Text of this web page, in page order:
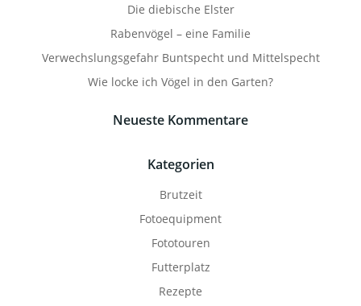
Die diebische Elster
Rabenvögel – eine Familie
Verwechslungsgefahr Buntspecht und Mittelspecht
Wie locke ich Vögel in den Garten?
Neueste Kommentare
Kategorien
Brutzeit
Fotoequipment
Fototouren
Futterplatz
Rezepte